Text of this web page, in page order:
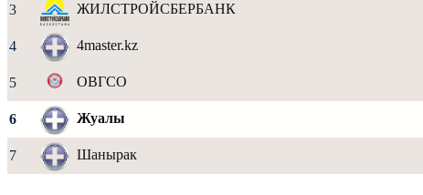
3 ЖИЛСТРОЙСБЕРБАНК
4 4master.kz
5 ОВГСО
6 Жуалы
7 Шанырак